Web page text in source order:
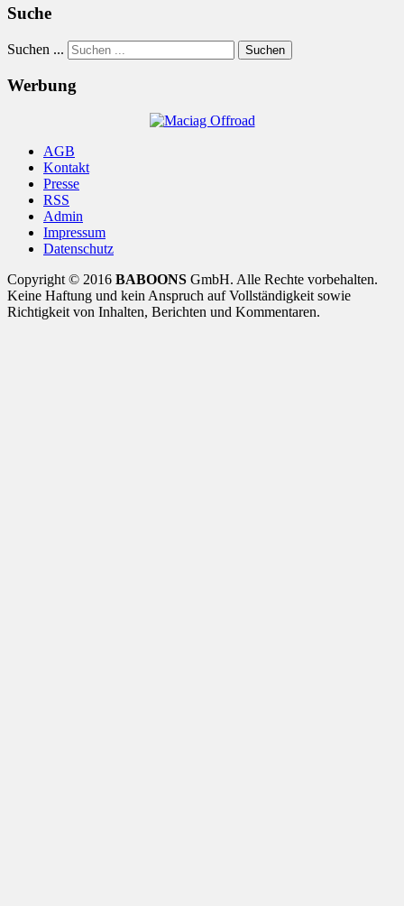
Suche
Suchen ... Suchen
Werbung
AGB
Kontakt
Presse
RSS
Admin
Impressum
Datenschutz
Copyright © 2016 BABOONS GmbH. Alle Rechte vorbehalten.
Keine Haftung und kein Anspruch auf Vollständigkeit sowie
Richtigkeit von Inhalten, Berichten und Kommentaren.